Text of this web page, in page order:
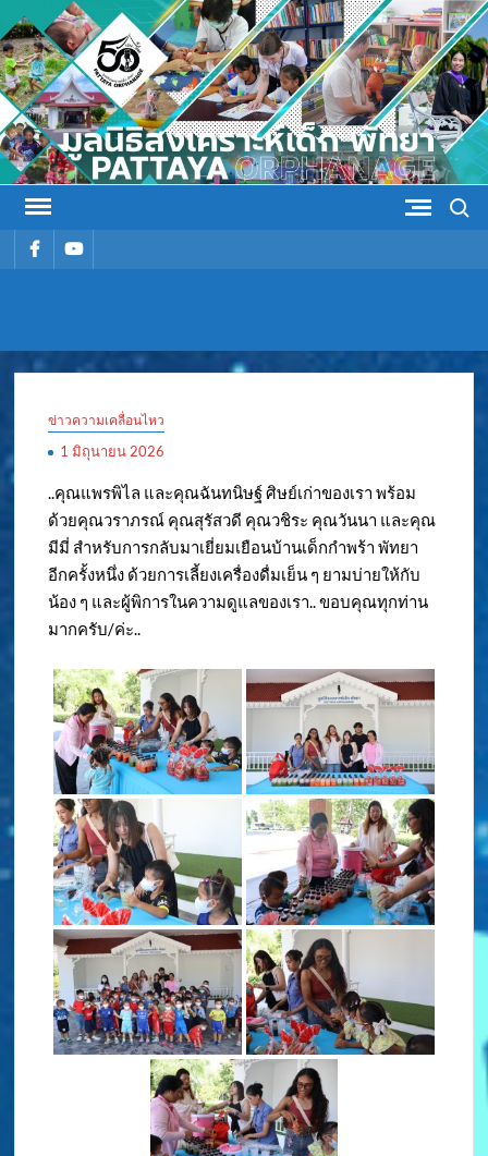
Skip
to
content
รายการรายการ
สงเคราะห์
ข่าวความเคลื่อนไหว
1 มิถุนายน 2026
..คุณแพรพิไล และคุณฉันทนิษฐ์ ศิษย์เก่าของเรา พร้อม
ด้วยคุณวราภรณ์ คุณสุรัสวดี คุณวชิระ คุณวันนา และคุณ
มีมี่ สำหรับการกลับมาเยี่ยมเยือนบ้านเด็กกำพร้า พัทยา
อีกครั้งหนึ่ง ด้วยการเลี้ยงเครื่องดื่มเย็น ๆ ยามบ่ายให้กับ
น้อง ๆ และผู้พิการในความดูแลของเรา.. ขอบคุณทุกท่าน
มากครับ/ค่ะ..